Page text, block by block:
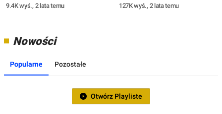
9.4K wyś., 2 lata temu 127K wyś., 2 lata temu
Nowości
Popularne Pozostałe
Otwórz Playliste